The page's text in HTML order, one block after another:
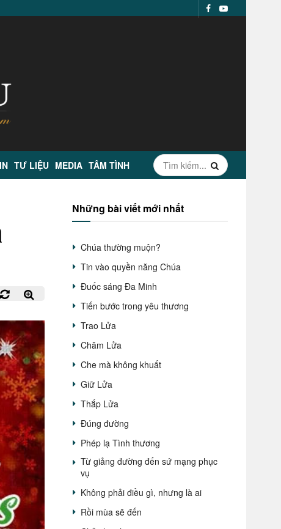
TƯ LIỆU MEDIA TÂM TÌNH
Những bài viết mới nhất
Chúa thường muộn?
Tin vào quyền năng Chúa
Đuốc sáng Đa Minh
Tiến bước trong yêu thương
Trao Lửa
Chăm Lửa
Che mà không khuất
Giữ Lửa
Thắp Lửa
Đúng đường
Phép lạ Tình thương
Từ giảng đường đến sứ mạng phục
vụ
Không phải điều gì, nhưng là ai
Rồi mùa sẽ đến